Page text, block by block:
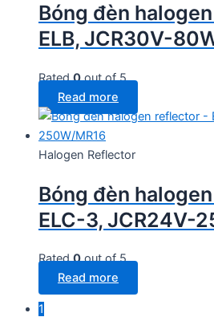
Bóng đèn
ELB, JCR30V-
Rated0out of 5
Read more
Halogen Reflector
Bóng đèn
ELC-3, JCR24V-
Rated0out of 5
Read more
1